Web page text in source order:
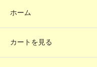
ホーム
カートを見る